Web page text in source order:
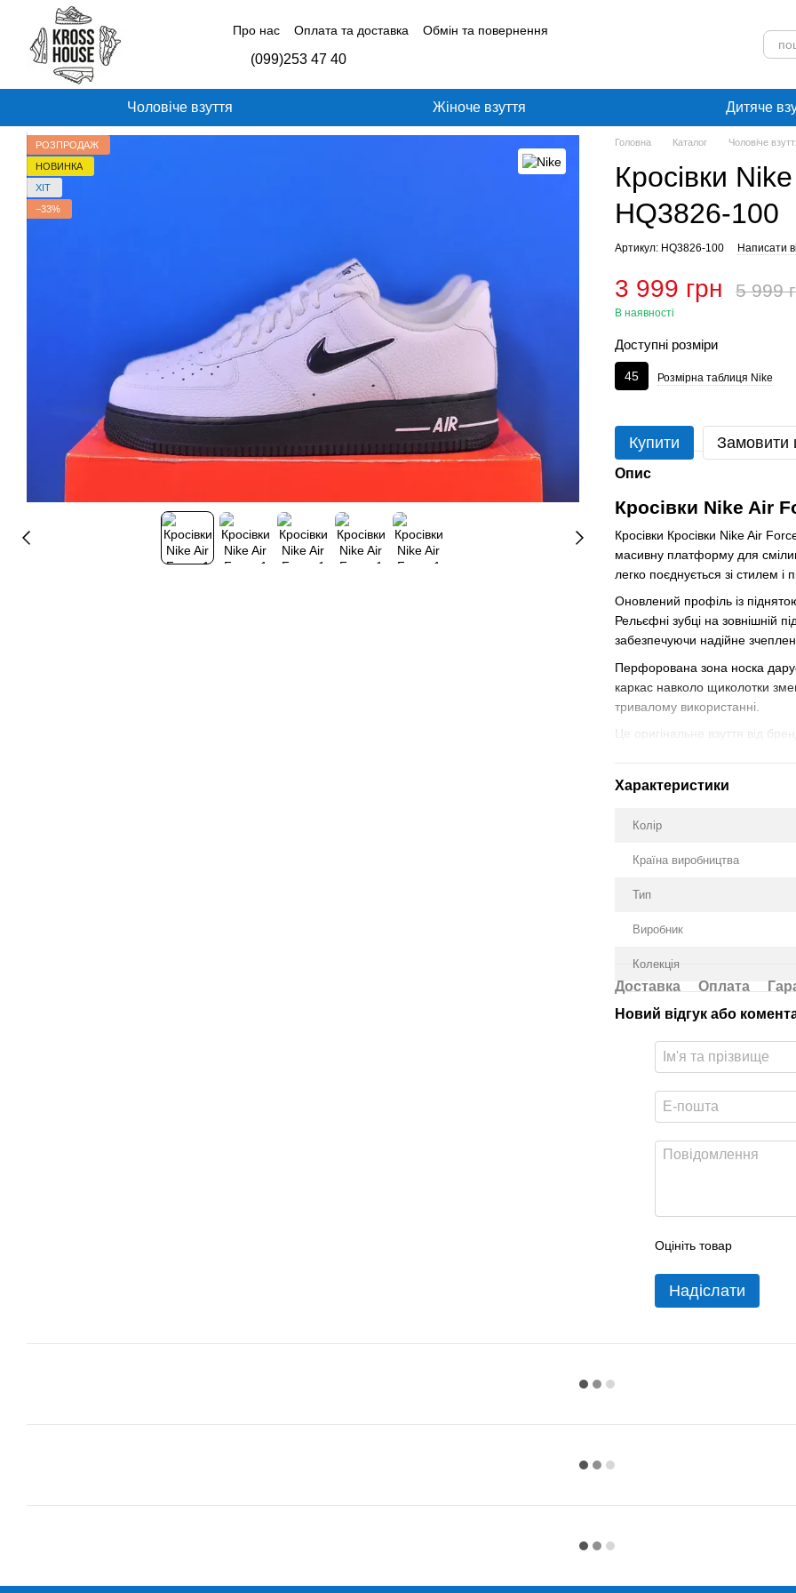
Перейти до основного контенту
Про нас
Оплата та доставка
Обмін та повернення
Відгуки про магазин
(099)253 47 40
Чоловіче взуття Жіноче взуття Дитяче
РОЗПРОДАЖ
НОВИНКА
ХІТ
−33%
Головна Каталог Чоловіче
Кросівки
HQ3826-100
Артикул: HQ3826-100 Написати
3 999 грн 5 999
В наявності
Доступні розміри
45 Розмірна таблиця Nike
Купити Замовити
Опис
Кросівки Nike Air
Кросівки Кросівки Nike Air
масивну платформу для
легко поєднується зі стилем і
Оновлений профіль із
Рельєфні зубці на зовнішній
забезпечуючи надійне
Перфорована зона носка дарує
каркас навколо щиколотки
тривалому використанні.
Це оригінальне взуття від
Переваги
рельєфна підошва з
зона перфорації в носковій
анатомічний скульптурний
Характеристики
Колір
Країна виробництва
Тип
Виробник
Колекція
Доставка Оплата
Новий відгук або
Оцініть товар
Надіслати